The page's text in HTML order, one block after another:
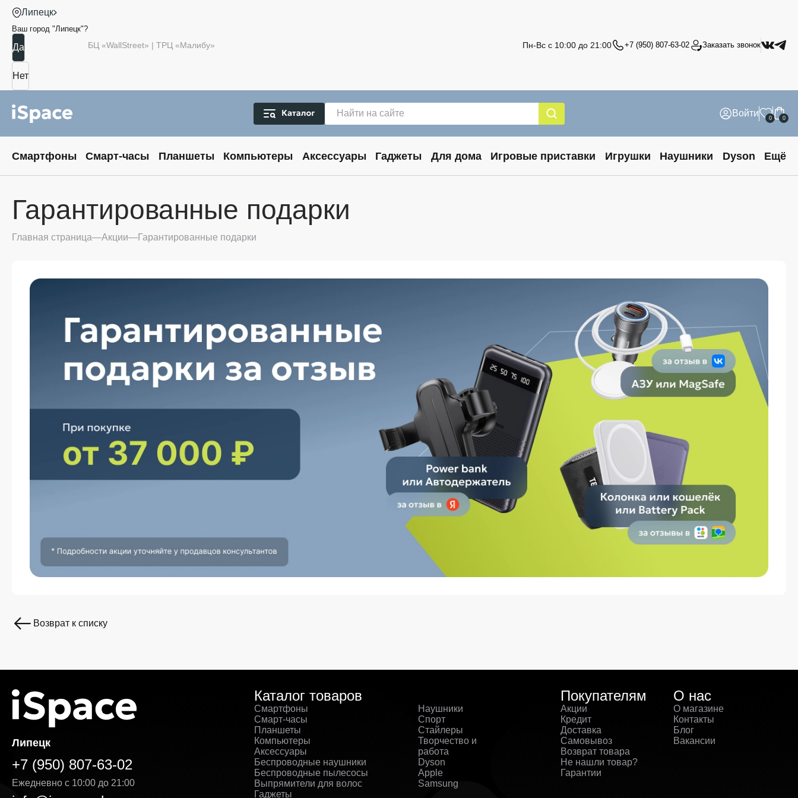
Липецк
Ваш город "Липецк"?
БЦ «WallStreet» | ТРЦ «Малибу» Пн-Вс с 10:00 до 21:00 +7 (950) 807-63-02 Заказать звонок
Войти 0 0
Смартфоны Смарт-часы Планшеты Компьютеры Аксессуары Гаджеты Для дома Игровые приставки Игрушки Наушники Dyson Ещё
Гарантированные подарки
Главная страница Акции Гарантированные подарки
Возврат к списку
Липецк
+7 (950) 807-63-02
Ежедневно с 10:00 до 21:00
Каталог товаров
Смартфоны
Смарт-часы
Планшеты
Компьютеры
Аксессуары
Беспроводные наушники
Беспроводные пылесосы
Выпрямители для волос
Гаджеты
Наушники
Спорт
Стайлеры
Творчество и
работа
Dyson
Apple
Samsung
Покупателям
Акции
Кредит
Доставка
Самовывоз
Возврат товара
Не нашли товар?
Гарантии
О нас
О магазине
Контакты
Блог
Вакансии